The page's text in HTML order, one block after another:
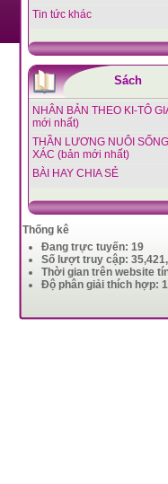
Tin tức khác
Sách
NHÂN BẢN THEO KI-TÔ
mới nhất)
THẦN LƯƠNG NUÔI
XÁC (bản mới nhất)
BÀI HAY CHIA SẺ
Thống kê
Đang trực tuyến: 19
Số lượt truy cập:
Thời gian trên website
Độ phân giải thích hợp: